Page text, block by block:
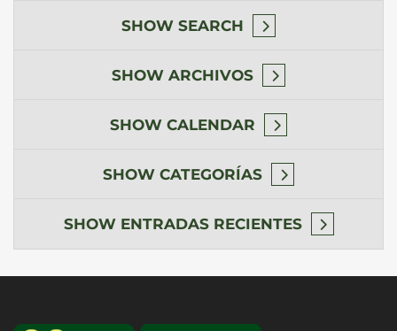
SHOW SEARCH
SHOW ARCHIVOS
SHOW CALENDAR
SHOW CATEGORÍAS
SHOW ENTRADAS RECIENTES